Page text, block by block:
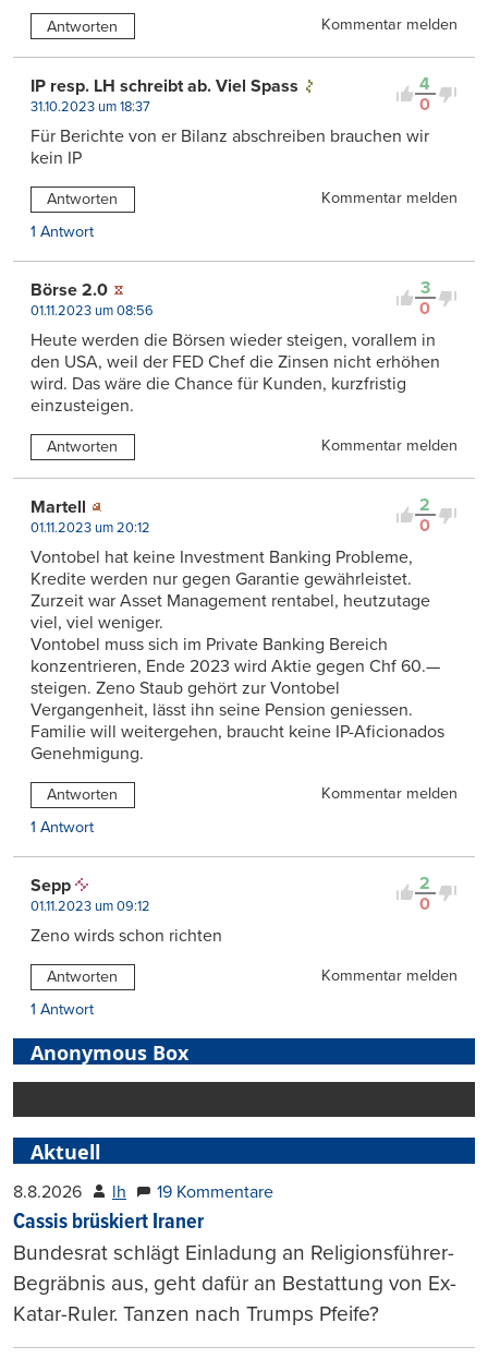
Antworten Kommentar melden
4
0
IP resp. LH schreibt ab. Viel Spass
31.10.2023 um 18:37
Für Berichte von er Bilanz abschreiben brauchen wir
kein IP
Antworten
Kommentar melden
1 Antwort
3
0
Börse 2.0
01.11.2023 um 08:56
Heute werden die Börsen wieder steigen, vorallem in
den USA, weil der FED Chef die Zinsen nicht erhöhen
wird. Das wäre die Chance für Kunden, kurzfristig
einzusteigen.
Antworten Kommentar melden
2
0
Martell
01.11.2023 um 20:12
Vontobel hat keine Investment Banking Probleme,
Kredite werden nur gegen Garantie gewährleistet.
Zurzeit war Asset Management rentabel, heutzutage
viel, viel weniger.
Vontobel muss sich im Private Banking Bereich
konzentrieren, Ende 2023 wird Aktie gegen Chf 60.—
steigen. Zeno Staub gehört zur Vontobel
Vergangenheit, lässt ihn seine Pension geniessen.
Familie will weitergehen, braucht keine IP-Aficionados
Genehmigung.
Antworten
Kommentar melden
1 Antwort
2
0
Sepp
01.11.2023 um 09:12
Zeno wirds schon richten
Antworten
Kommentar melden
1 Antwort
Anonymous Box
Aktuell
8.8.2026 lh 19 Kommentare
Cassis brüskiert Iraner
Bundesrat schlägt Einladung an Religionsführer-
Begräbnis aus, geht dafür an Bestattung von Ex-
Katar-Ruler. Tanzen nach Trumps Pfeife?